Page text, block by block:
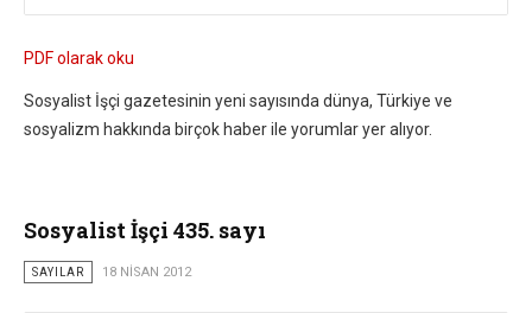
PDF olarak oku
Sosyalist İşçi gazetesinin yeni sayısında dünya, Türkiye ve
sosyalizm hakkında birçok haber ile yorumlar yer alıyor.
Sosyalist İşçi 435. sayı
SAYILAR 18 NISAN 2012